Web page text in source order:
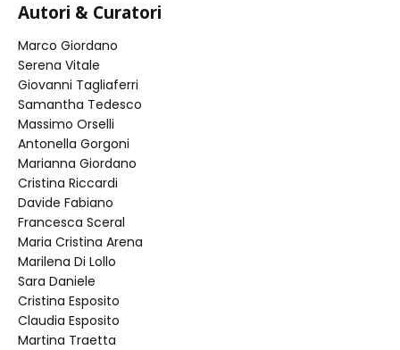
Autori & Curatori
Marco Giordano
Serena Vitale
Giovanni Tagliaferri
Samantha Tedesco
Massimo Orselli
Antonella Gorgoni
Marianna Giordano
Cristina Riccardi
Davide Fabiano
Francesca Sceral
Maria Cristina Arena
Marilena Di Lollo
Sara Daniele
Cristina Esposito
Claudia Esposito
Martina Traetta